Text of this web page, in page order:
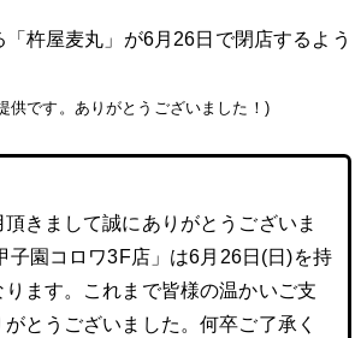
杵屋麦丸」が6月26日で閉店するよう
供です。ありがとうございました！)
きまして誠にありがとうございま
子園コロワ3F店」は6月26日(日)を持
ます。これまで皆様の温かいご支
とうございました。何卒ご了承く